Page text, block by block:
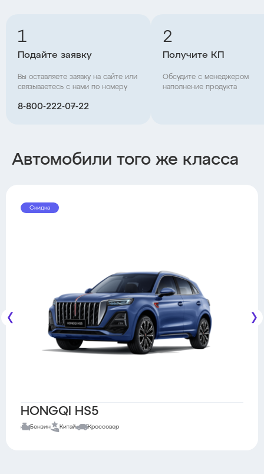
1
Подайте заявку
Вы оставляете заявку на сайте или
связываетесь с нами по номеру
8‑800‑222‑07‑22
2
Получите КП
Обсудите с менеджером
наполнение продукта
Автомобили того же класса
Скидка
HONGQI HS5
Бензин Китай Кроссовер